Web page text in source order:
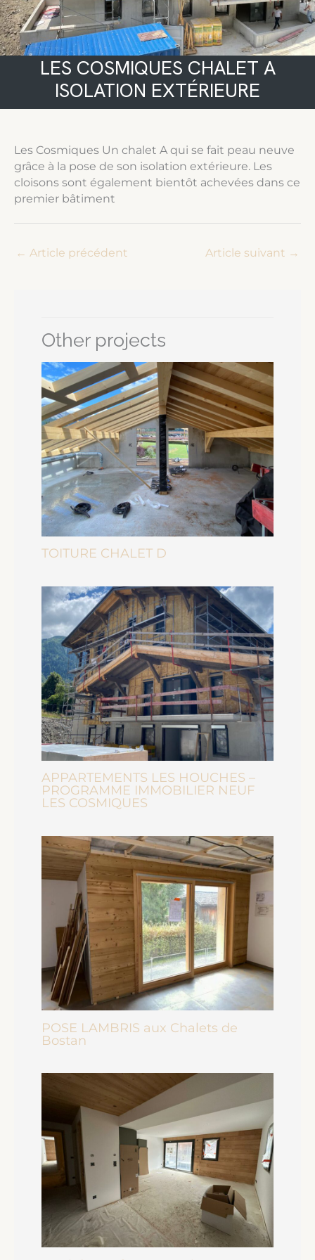
LES COSMIQUES CHALET A
ISOLATION EXTÉRIEURE
Les Cosmiques Un chalet A qui se fait peau neuve
grâce à la pose de son isolation extérieure. Les
cloisons sont également bientôt achevées dans ce
premier bâtiment
← Article précédent Article suivant →
Other projects
TOITURE CHALET D
APPARTEMENTS LES HOUCHES –
PROGRAMME IMMOBILIER NEUF
LES COSMIQUES
POSE LAMBRIS aux Chalets de
Bostan